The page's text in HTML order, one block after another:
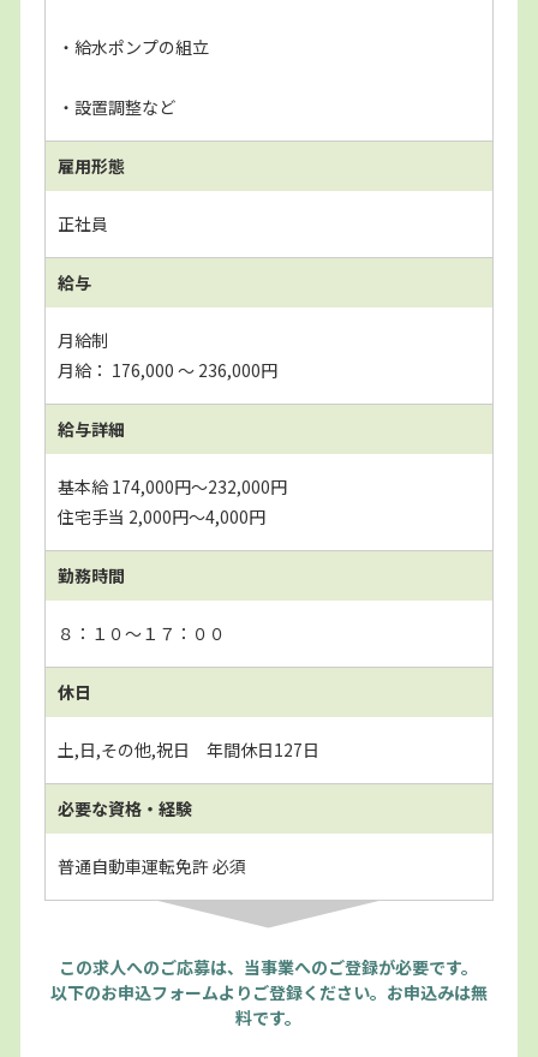
・給水ポンプの組立
・設置調整など
雇用形態
正社員
給与
月給制
月給： 176,000 〜 236,000円
給与詳細
基本給 174,000円～232,000円
住宅手当 2,000円～4,000円
勤務時間
８：１０～１７：００
休日
土,日,その他,祝日 年間休日127日
必要な資格・経験
普通自動車運転免許 必須
この求人へのご応募は、当事業へのご登録が必要です。
以下のお申込フォームよりご登録ください。お申込みは無
料です。